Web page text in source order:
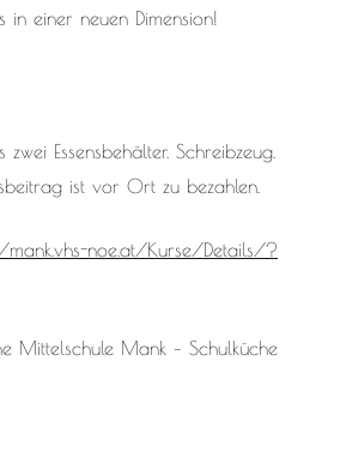
in einer neuen Dimension!
Essensbehälter. Schreibzeug.
ist vor Ort zu bezahlen.
noe.at/Kurse/Details/?
Mittelschule Mank – Schulküche